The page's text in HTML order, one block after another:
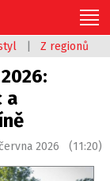
Z regionů
a
2026 (11:20)